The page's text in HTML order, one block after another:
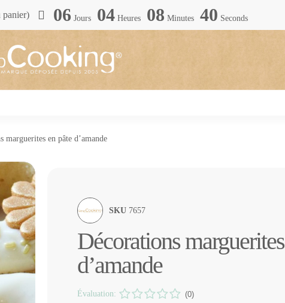
panier) 06 Jours 04 Heures 08 Minutes 38 Seconds
marguerites en pâte d’amande
SKU 7657
Décorations
d’amande
Évaluation: (0)